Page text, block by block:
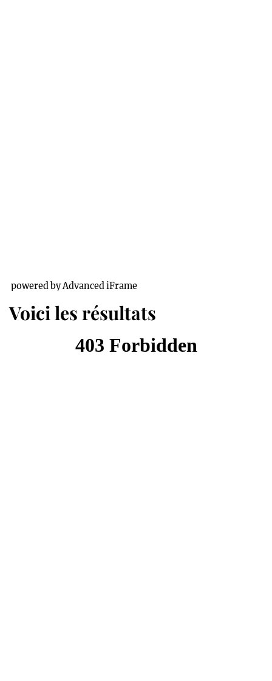
powered by Advanced iFrame
Voici les résultats